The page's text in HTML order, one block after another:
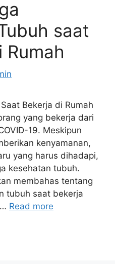
saat
Rumah
Bekerja di Rumah
yang bekerja dari
19. Meskipun
kenyamanan,
yang harus dihadapi,
kesehatan tubuh.
membahas tentang
tubuh saat bekerja
Read more